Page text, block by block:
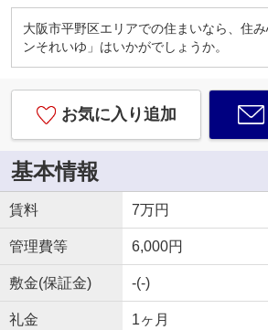
大阪市平野区エリアでの住まいなら、住
ンそれいゆ」はいかがでしょうか。
お気に入り追加
基本情報
賃料 7万円
管理費等 6,000円
敷金(保証金) -(-)
礼金 1ヶ月